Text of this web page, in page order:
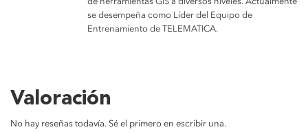
se desempeña como Líder del Equipo de
Entrenamiento de TELEMATICA.
Valoración
No hay reseñas todavía. Sé el primero en escribir una.